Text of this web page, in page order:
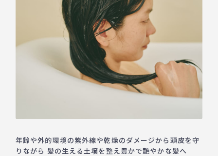
年齢や外的環境の紫外線や乾燥のダメージから頭皮を守
りながら 髪の生える土壌を整え豊かで艶やかな髪へ